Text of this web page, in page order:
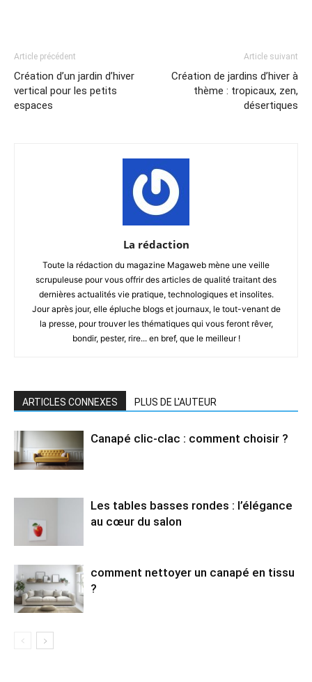
Article précédent
Création d’un jardin d’hiver
vertical pour les petits
espaces
Article suivant
Création de jardins d’hiver à
thème : tropicaux, zen,
désertiques
La rédaction
Toute la rédaction du magazine Magaweb mène une veille
scrupuleuse pour vous offrir des articles de qualité traitant des
dernières actualités vie pratique, technologiques et insolites.
Jour après jour, elle épluche blogs et journaux, le tout-venant de
la presse, pour trouver les thématiques qui vous feront rêver,
bondir, pester, rire... en bref, que le meilleur !
ARTICLES CONNEXES PLUS DE L'AUTEUR
Canapé clic-clac : comment choisir ?
Les tables basses rondes : l’élégance
au cœur du salon
comment nettoyer un canapé en tissu
?